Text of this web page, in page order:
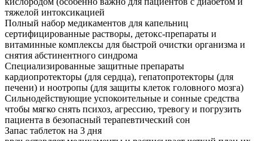
тяжелой интоксикацией
Полный набор медикаментов для капельниц
сертифицированные растворы, детокс-препараты и
витаминные комплексы для быстрой очистки организма и
снятия абстинентного синдрома
Специализированные защитные препараты
кардиопротекторы (для сердца), гепатопротекторы (для
печени) и ноотропы (для защиты клеток головного мозга)
Сильнодействующие успокоительные и сонные средства
чтобы мягко снять психоз, агрессию, тревогу и погрузить
пациента в безопасный терапевтический сон
Запас таблеток на 3 дня